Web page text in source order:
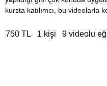
kursta katılımcı, bu videolarla
750 TL 1 kişi 9 videolu